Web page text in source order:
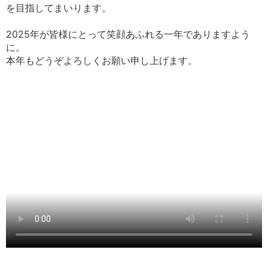
を目指してまいります。
2025年が皆様にとって笑顔あふれる一年でありますよう
に。
本年もどうぞよろしくお願い申し上げます。